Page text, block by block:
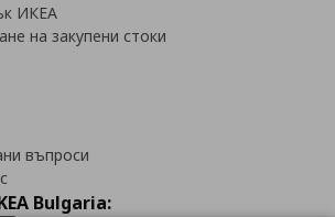
ИКЕА
на закупени стоки
въпроси
Bulgaria: